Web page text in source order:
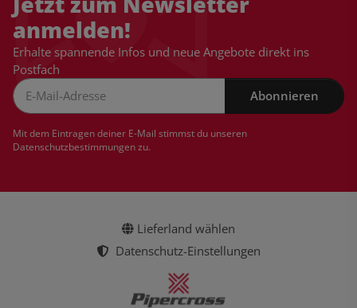
anmelden!
Erhalte spannende Infos und neue Angebote direkt ins
Postfach
Abonnieren
Mit dem Eintragen deiner E-Mail stimmst du unseren
Datenschutzbestimmungenzu.
Lieferland wählen
Datenschutz-Einstellungen